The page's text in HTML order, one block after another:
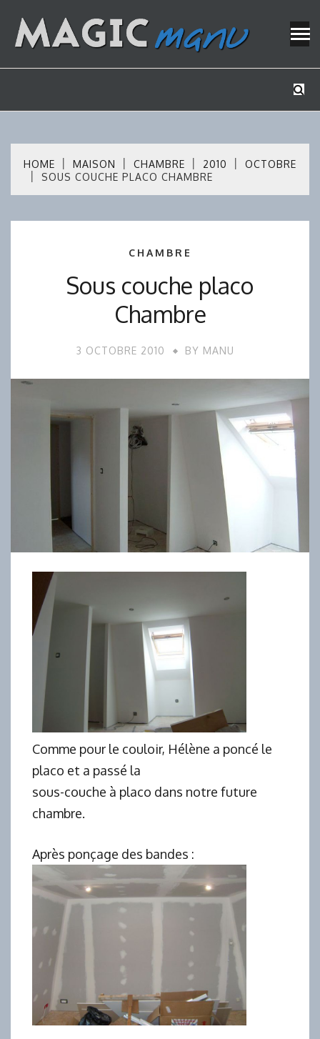
content
HOME MAISON CHAMBRE 2010
OCTOBRE
SOUS COUCHE PLACO CHAMBRE
CHAMBRE
Sous couche placo
Chambre
3 OCTOBRE 2010 BY MANU
Comme pour le couloir, Hélène a poncé le
placo et a passé la
sous-couche à placo dans notre future
chambre.
Après ponçage des bandes :